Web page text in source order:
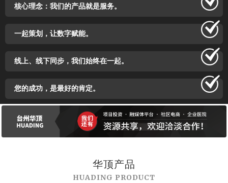
核心理念：我们的产品就是服务。
一起策划，让数字赋能。
线上、线下同步，我们始终在一起。
您的成功，是最好的肯定。
华顶产品
HUADING PRODUCT